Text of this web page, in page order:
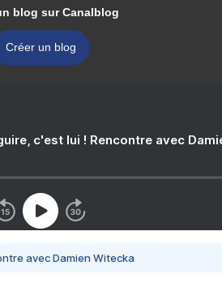
blog sur Canalblog
Créer un blog
c'est lui ! Rencontre avec
avec Damien Witecka